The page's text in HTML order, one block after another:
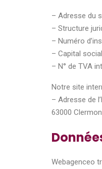
– Adresse du
– Structure
– Numéro
– Capital
– N° de TVA
Notre site
– Adresse de
63000
Webagenceo